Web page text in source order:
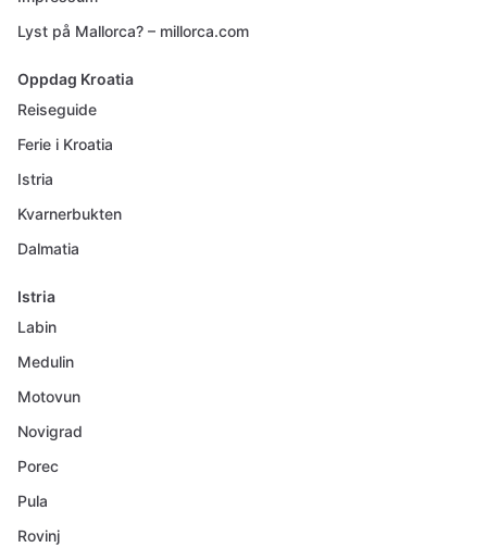
Lyst på Mallorca? – millorca.com
Oppdag Kroatia
Reiseguide
Ferie i Kroatia
Istria
Kvarnerbukten
Dalmatia
Istria
Labin
Medulin
Motovun
Novigrad
Porec
Pula
Rovinj